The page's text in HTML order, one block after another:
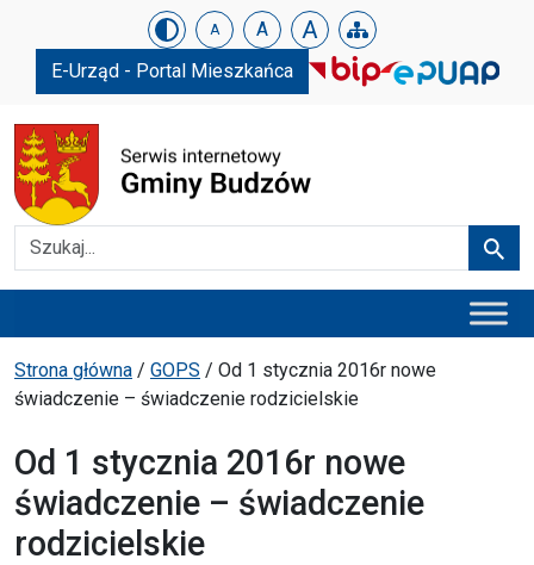
Urząd Gminy w Budzowie
Skip menu A A A
E-Urząd - Portal Mieszkańca
Szukaj
Ścieżka powrotu
Strona główna / GOPS / Od 1 stycznia 2016r nowe
świadczenie – świadczenie rodzicielskie
Od 1 stycznia 2016r nowe
świadczenie – świadczenie
rodzicielskie